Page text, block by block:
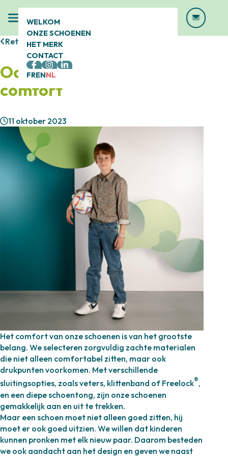
WELKOM
ONZE SCHOENEN
HET MERK
CONTACT
FRENNL
Retour
Oog voor design én
comfort
11 oktober 2023
Het comfort van onze schoenen is van het grootste
belang. We selecteren zorgvuldig zachte materialen
die niet alleen comfortabel zitten, maar ook
drukpunten voorkomen. Met verschillende
sluitingsopties, zoals veters, klittenband of Freelock®,
en een diepe schoentong, zijn onze schoenen
gemakkelijk aan en uit te trekken.
Maar een schoen moet niet alleen goed zitten, hij
moet er ook goed uitzien. We willen dat kinderen
kunnen pronken met elk nieuw paar. Daarom besteden
we ook aandacht aan het design en geven we naast